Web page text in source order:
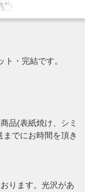
・完結です。
品(表紙焼け、シミ
でにお時間を頂き
ります。光沢があ